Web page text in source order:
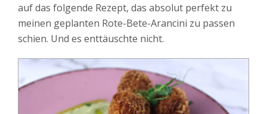
auf das folgende Rezept, das absolut perfekt zu
meinen geplanten Rote-Bete-Arancini zu passen
schien. Und es enttäuschte nicht.